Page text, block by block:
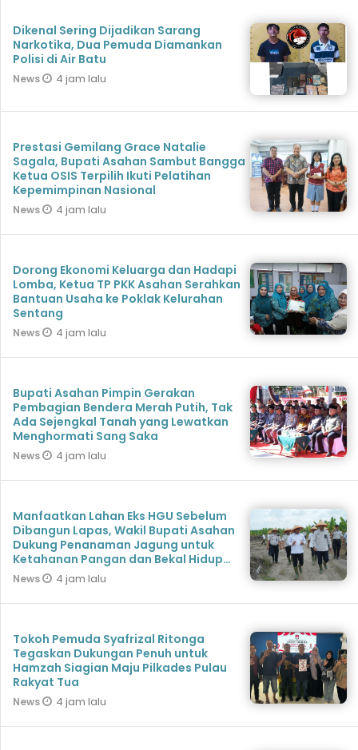
Dikenal Sering Dijadikan Sarang
Narkotika, Dua Pemuda Diamankan
Polisi di Air Batu
News 4 jam lalu
Prestasi Gemilang Grace Natalie
Sagala, Bupati Asahan Sambut Bangga
Ketua OSIS Terpilih Ikuti Pelatihan
Kepemimpinan Nasional
News 4 jam lalu
Dorong Ekonomi Keluarga dan Hadapi
Lomba, Ketua TP PKK Asahan Serahkan
Bantuan Usaha ke Poklak Kelurahan
Sentang
News 4 jam lalu
Bupati Asahan Pimpin Gerakan
Pembagian Bendera Merah Putih, Tak
Ada Sejengkal Tanah yang Lewatkan
Menghormati Sang Saka
News 4 jam lalu
Manfaatkan Lahan Eks HGU Sebelum
Dibangun Lapas, Wakil Bupati Asahan
Dukung Penanaman Jagung untuk
Ketahanan Pangan dan Bekal Hidup
Warga Binaan
News 4 jam lalu
Tokoh Pemuda Syafrizal Ritonga
Tegaskan Dukungan Penuh untuk
Hamzah Siagian Maju Pilkades Pulau
Rakyat Tua
News 4 jam lalu